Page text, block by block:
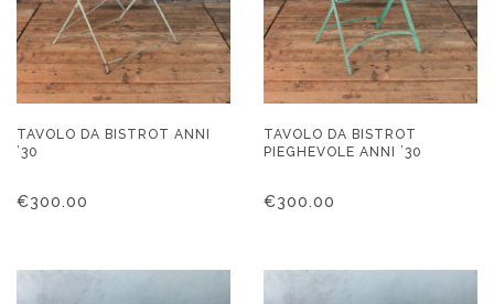
TAVOLO DA BISTROT ANNI
’30
€300.00
TAVOLO DA BISTROT
PIEGHEVOLE ANNI ’30
€300.00